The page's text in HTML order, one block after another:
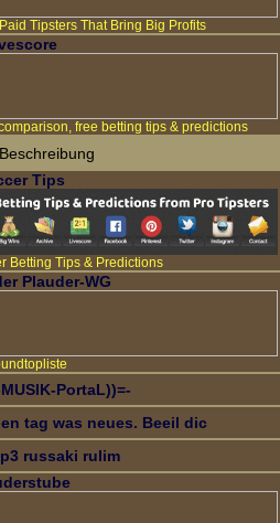
Tipsters That Bring Big Profits
free betting tips & predictions
Tips
Betting Tips & Predictions
Plauder-WG
PortaL))=-
tag was neues. Beeil dic
russaki rulim